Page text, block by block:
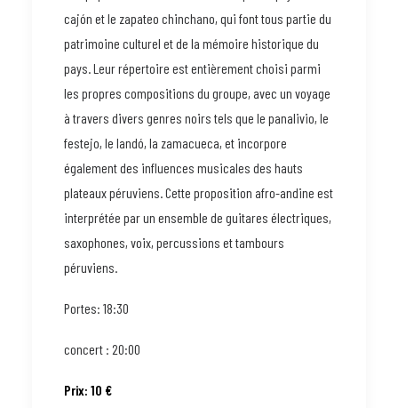
cajón et le zapateo chinchano, qui font tous partie du
patrimoine culturel et de la mémoire historique du
pays. Leur répertoire est entièrement choisi parmi
les propres compositions du groupe, avec un voyage
à travers divers genres noirs tels que le panalivio, le
festejo, le landó, la zamacueca, et incorpore
également des influences musicales des hauts
plateaux péruviens. Cette proposition afro-andine est
interprétée par un ensemble de guitares électriques,
saxophones, voix, percussions et tambours
péruviens.
Portes: 18:30
concert : 20:00
Prix: 10 €